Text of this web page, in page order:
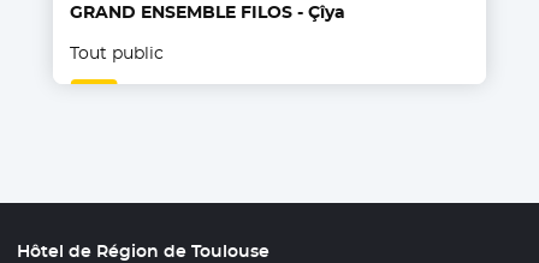
GRAND ENSEMBLE FILOS - Çîya
Tout public
Hôtel de Région de Toulouse